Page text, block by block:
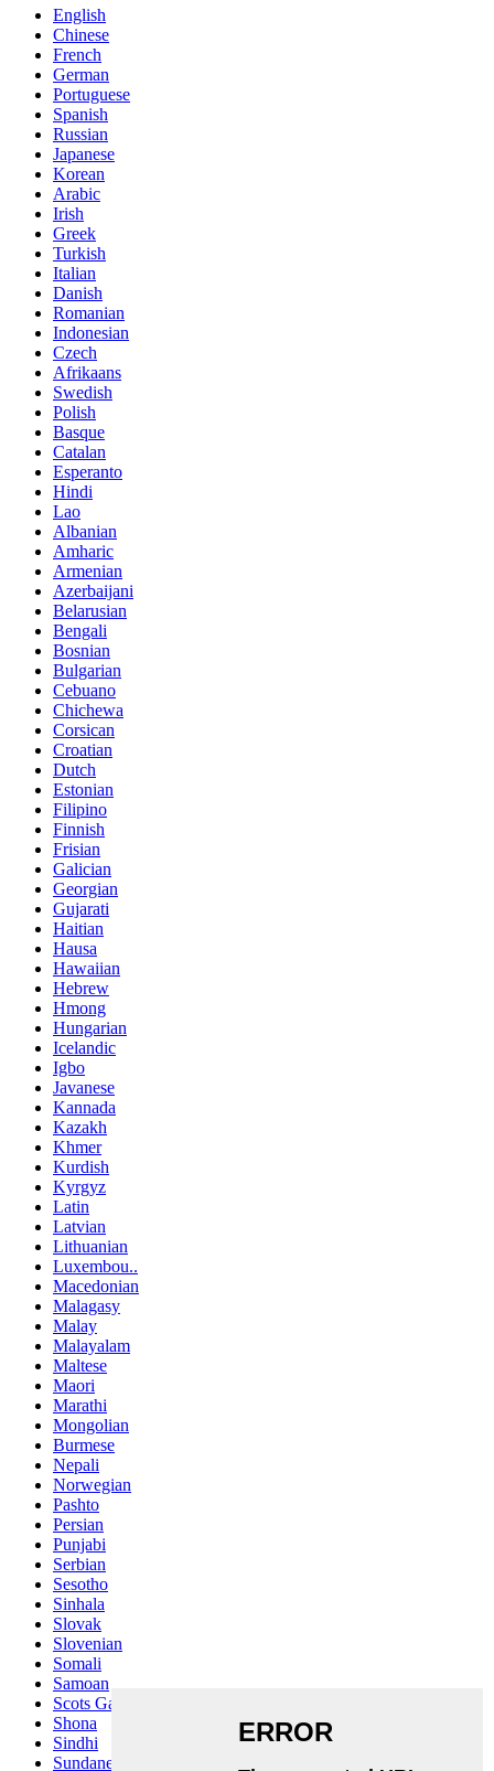
English
Chinese
French
German
Portuguese
Spanish
Russian
Japanese
Korean
Arabic
Irish
Greek
Turkish
Italian
Danish
Romanian
Indonesian
Czech
Afrikaans
Swedish
Polish
Basque
Catalan
Esperanto
Hindi
Lao
Albanian
Amharic
Armenian
Azerbaijani
Belarusian
Bengali
Bosnian
Bulgarian
Cebuano
Chichewa
Corsican
Croatian
Dutch
Estonian
Filipino
Finnish
Frisian
Galician
Georgian
Gujarati
Haitian
Hausa
Hawaiian
Hebrew
Hmong
Hungarian
Icelandic
Igbo
Javanese
Kannada
Kazakh
Khmer
Kurdish
Kyrgyz
Latin
Latvian
Lithuanian
Luxembou..
Macedonian
Malagasy
Malay
Malayalam
Maltese
Maori
Marathi
Mongolian
Burmese
Nepali
Norwegian
Pashto
Persian
Punjabi
Serbian
Sesotho
Sinhala
Slovak
Slovenian
Somali
Samoan
Scots Gaelic
Shona
Sindhi
Sundanese